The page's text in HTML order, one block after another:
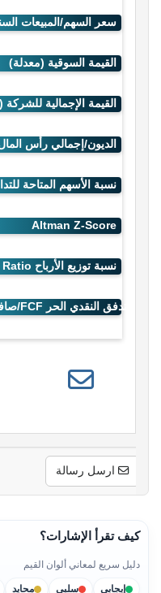
ارسل رسالة
كيف تقرأ الإشارات؟
دليل سريع لمعاني ألوان القيم
إيجابي سلبي محايد